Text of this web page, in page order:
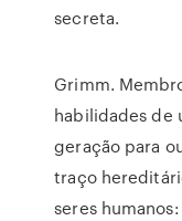
secreta.
Grimm.
habilidades de
geração para
traço
seres